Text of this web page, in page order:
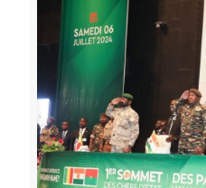
: Trying to access
/home/misioner/
functions.php on line 1611